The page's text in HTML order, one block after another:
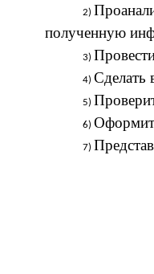
полученную
Сделать